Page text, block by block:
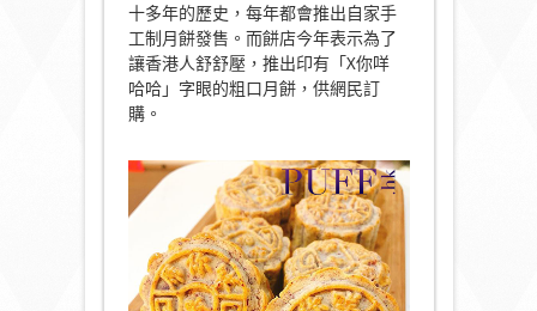
十多年的歷史，每年都會推出自家手
工制月餅發售。而餅店今年表示為了
讓香港人舒舒壓，推出印有「X你咩
哈哈」字眼的粗口月餅，供網民訂
購。